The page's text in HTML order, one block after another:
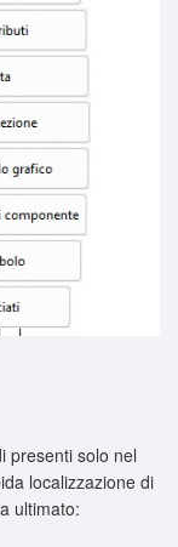
presenti solo nel
localizzazione di
ultimato: